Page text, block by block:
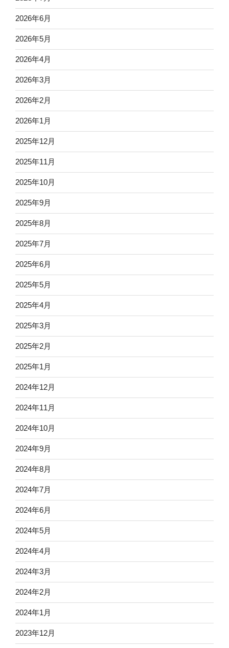
2026年6月
2026年5月
2026年4月
2026年3月
2026年2月
2026年1月
2025年12月
2025年11月
2025年10月
2025年9月
2025年8月
2025年7月
2025年6月
2025年5月
2025年4月
2025年3月
2025年2月
2025年1月
2024年12月
2024年11月
2024年10月
2024年9月
2024年8月
2024年7月
2024年6月
2024年5月
2024年4月
2024年3月
2024年2月
2024年1月
2023年12月